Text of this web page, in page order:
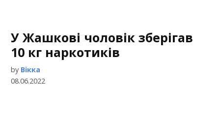
У Жашкові чоловік зберігав
10 кг наркотиків
by Вікка
08.06.2022